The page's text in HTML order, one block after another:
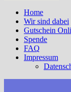
Home
Wir sind dabei
Gutschein
Spende
FAQ
Impressum